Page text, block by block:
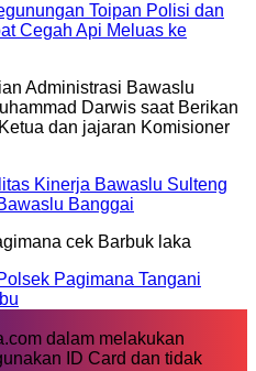
Toipan Polisi dan
Cegah Api Meluas ke
Kinerja Bawaslu Sulteng
Banggai
Pagimana Tangani
dalam melakukan
ID Card dan tidak